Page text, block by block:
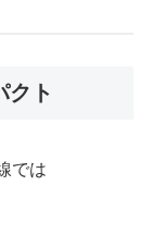
クト
では